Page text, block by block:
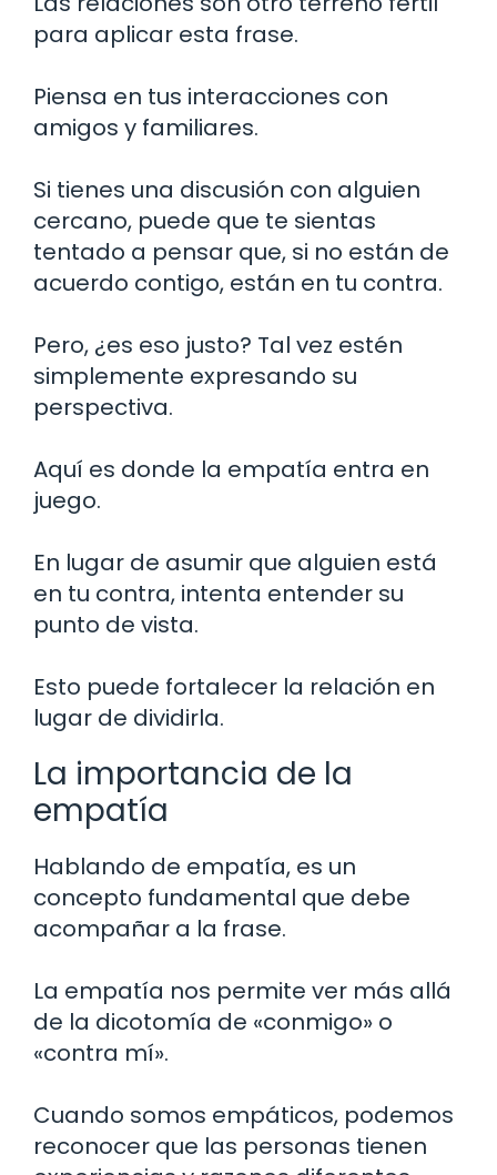
para aplicar esta frase.
Piensa en tus interacciones con
amigos y familiares.
Si tienes una discusión con alguien
cercano, puede que te sientas
tentado a pensar que, si no están de
acuerdo contigo, están en tu contra.
Pero, ¿es eso justo? Tal vez estén
simplemente expresando su
perspectiva.
Aquí es donde la empatía entra en
juego.
En lugar de asumir que alguien está
en tu contra, intenta entender su
punto de vista.
Esto puede fortalecer la relación en
lugar de dividirla.
La importancia de la
empatía
Hablando de empatía, es un
concepto fundamental que debe
acompañar a la frase.
La empatía nos permite ver más allá
de la dicotomía de «conmigo» o
«contra mí».
Cuando somos empáticos, podemos
reconocer que las personas tienen